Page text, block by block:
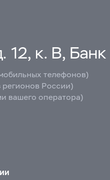
12, к. В,
телефонов)
регионов России)
вашего оператора)